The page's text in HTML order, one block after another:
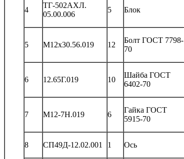
4
ТГ-502АХЛ.
05.00.006
5 Блок
5 М12х30.56.019 12
Болт ГОСТ 7798-
70
6 12.65Г.019 10
Шайба ГОСТ
6402-70
7 М12-7Н.019 6
Гайка ГОСТ
5915-70
8 СП49Д-12.02.001 1 Ось